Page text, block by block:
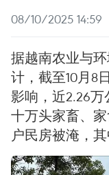
08/10/2025 14:59
据越南农业与
计，截至10月8
影响，近2.26
十万头家畜、
户民房被淹，